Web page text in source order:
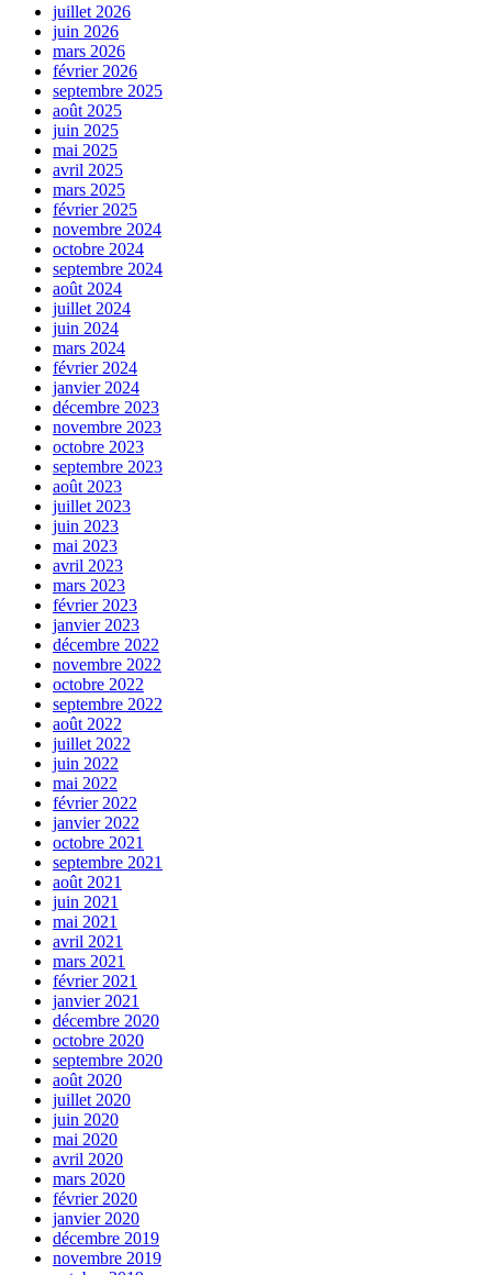
juillet 2026
juin 2026
mars 2026
février 2026
septembre 2025
août 2025
juin 2025
mai 2025
avril 2025
mars 2025
février 2025
novembre 2024
octobre 2024
septembre 2024
août 2024
juillet 2024
juin 2024
mars 2024
février 2024
janvier 2024
décembre 2023
novembre 2023
octobre 2023
septembre 2023
août 2023
juillet 2023
juin 2023
mai 2023
avril 2023
mars 2023
février 2023
janvier 2023
décembre 2022
novembre 2022
octobre 2022
septembre 2022
août 2022
juillet 2022
juin 2022
mai 2022
février 2022
janvier 2022
octobre 2021
septembre 2021
août 2021
juin 2021
mai 2021
avril 2021
mars 2021
février 2021
janvier 2021
décembre 2020
octobre 2020
septembre 2020
août 2020
juillet 2020
juin 2020
mai 2020
avril 2020
mars 2020
février 2020
janvier 2020
décembre 2019
novembre 2019